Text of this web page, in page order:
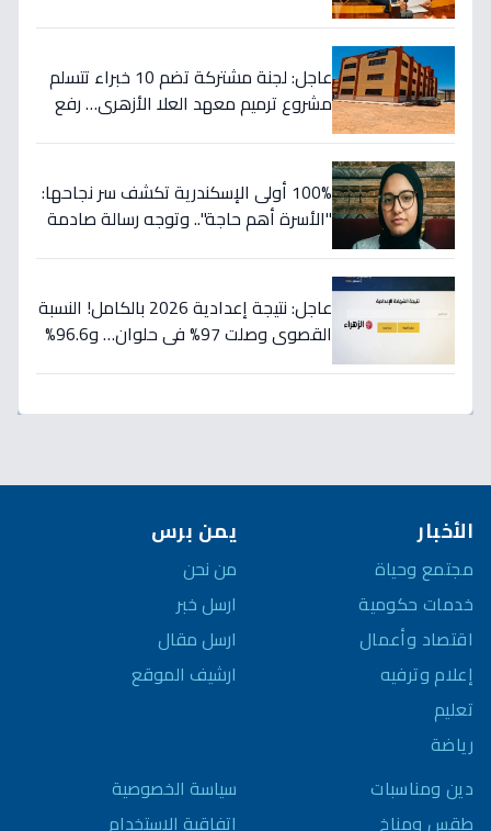
عاجل: لجنة مشتركة تضم 10 خبراء تتسلم
مشروع ترميم معهد العلا الأزهري… رفع
100% أولى الإسكندرية تكشف سر نجاحها:
"الأسرة أهم حاجة".. وتوجه رسالة صادمة
عاجل: نتيجة إعدادية 2026 بالكامل! النسبة
القصوى وصلت 97% في حلوان… و96.6%
الأخبار
مجتمع وحياة
خدمات حكومية
اقتصاد وأعمال
إعلام وترفيه
تعليم
رياضة
دين ومناسبات
طقس ومناخ
يمن برس
من نحن
ارسل خبر
ارسل مقال
ارشيف الموقع
سياسة الخصوصية
اتفاقية الاستخدام